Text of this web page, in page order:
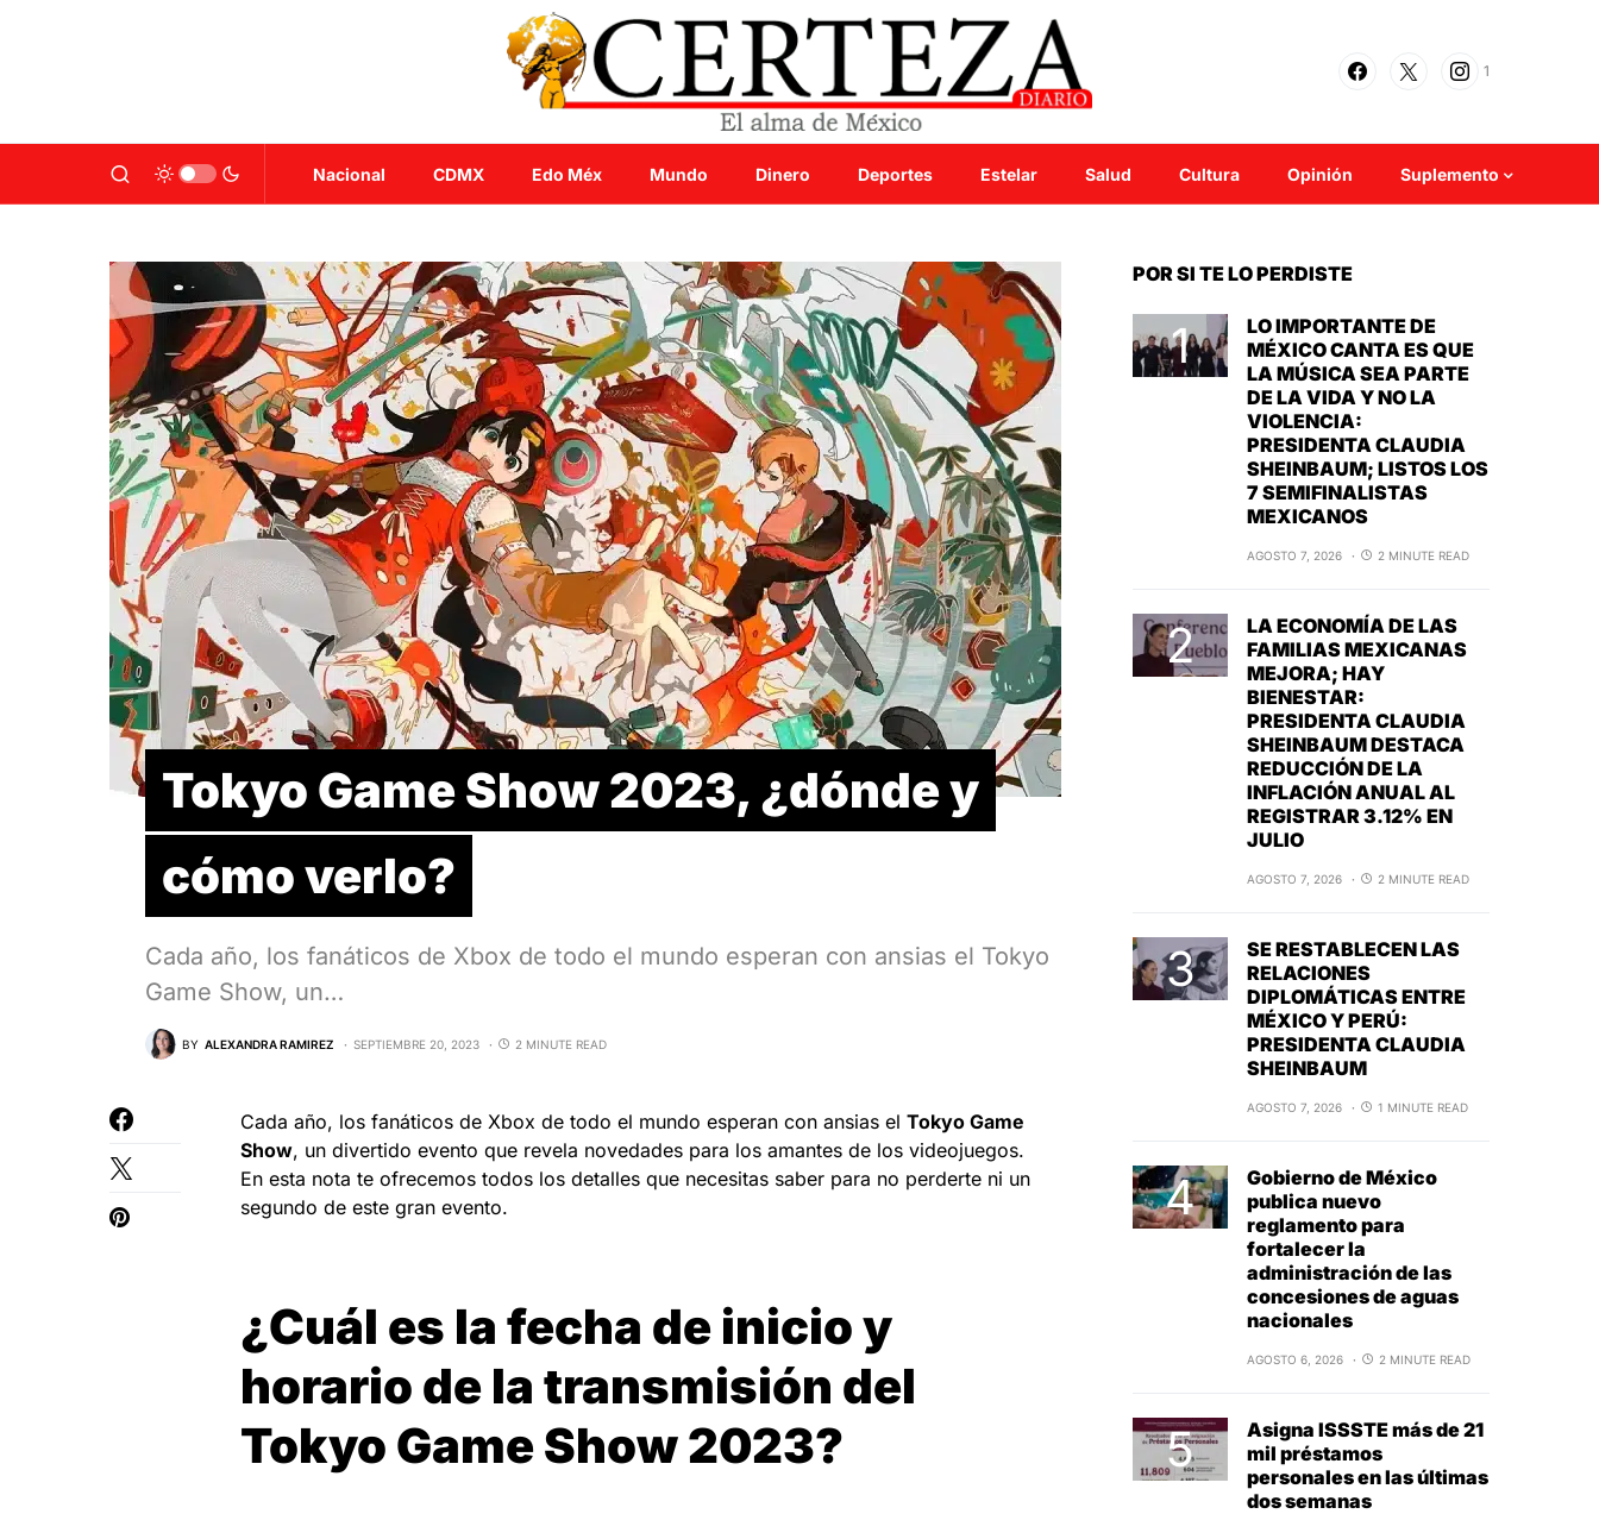
1
Nacional CDMX Edo Méx Mundo Dinero Deportes Estelar Salud Cultura Opinión Suplemento
Tokyo Game Show 2023, ¿dónde y
cómo verlo?
Cada año, los fanáticos de Xbox de todo el mundo esperan con ansias el Tokyo
Game Show, un…
BY ALEXANDRA RAMIREZ SEPTIEMBRE 20, 2023 2 MINUTE READ
Cada año, los fanáticos de Xbox de todo el mundo esperan con ansias el Tokyo Game
Show, un divertido evento que revela novedades para los amantes de los videojuegos.
En esta nota te ofrecemos todos los detalles que necesitas saber para no perderte ni un
segundo de este gran evento.
¿Cuál es la fecha de inicio y
horario de la transmisión del
Tokyo Game Show 2023?
POR SI TE LO PERDISTE
LO IMPORTANTE DE
MÉXICO CANTA ES QUE
LA MÚSICA SEA PARTE
DE LA VIDA Y NO LA
VIOLENCIA:
PRESIDENTA CLAUDIA
SHEINBAUM; LISTOS LOS
7 SEMIFINALISTAS
MEXICANOS
AGOSTO 7, 2026 2 MINUTE READ
LA ECONOMÍA DE LAS
FAMILIAS MEXICANAS
MEJORA; HAY
BIENESTAR:
PRESIDENTA CLAUDIA
SHEINBAUM DESTACA
REDUCCIÓN DE LA
INFLACIÓN ANUAL AL
REGISTRAR 3.12% EN
JULIO
AGOSTO 7, 2026 2 MINUTE READ
SE RESTABLECEN LAS
RELACIONES
DIPLOMÁTICAS ENTRE
MÉXICO Y PERÚ:
PRESIDENTA CLAUDIA
SHEINBAUM
AGOSTO 7, 2026 1 MINUTE READ
Gobierno de México
publica nuevo
reglamento para
fortalecer la
administración de las
concesiones de aguas
nacionales
AGOSTO 6, 2026 2 MINUTE READ
Asigna ISSSTE más de 21
mil préstamos
personales en las últimas
dos semanas